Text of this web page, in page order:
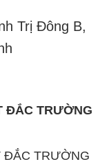
Trị Đông B,
ĐẮC TRƯỜNG
ĐẮC TRƯỜNG